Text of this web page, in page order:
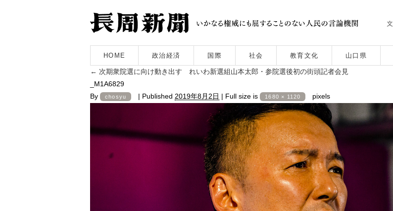
HOME 政治経済 国際 社会 教育文化 山口県
← 次期衆院選に向け動き出す れいわ新選組山本太郎・参院選後初の街頭記者会見
_M1A6829
By
chosyu | Published 2019年8月2日 | Full size is 1680 × 1120 pixels